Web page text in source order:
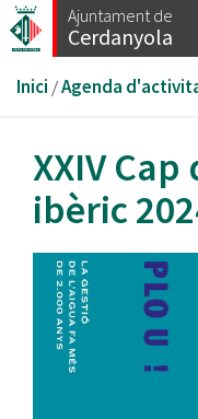
Vés
al
Ajuntament de
Cerdanyola
Esteu
aquí
Inici /Agenda
XXIV
ibèric